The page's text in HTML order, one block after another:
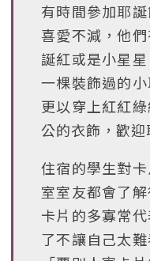
有時間參加耶
喜愛不減，他
誕紅或是小星
一棵裝飾過的
更以穿上紅紅
公的衣飾，歡迎
住宿的學生對
室室友都會了
卡片的多寡常
了不讓自己太